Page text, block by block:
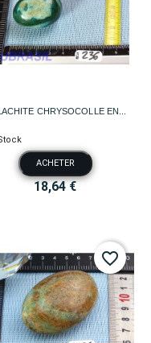
CHRYSOCOLLE EN...
ACHETER
18,64 €
favorite_border